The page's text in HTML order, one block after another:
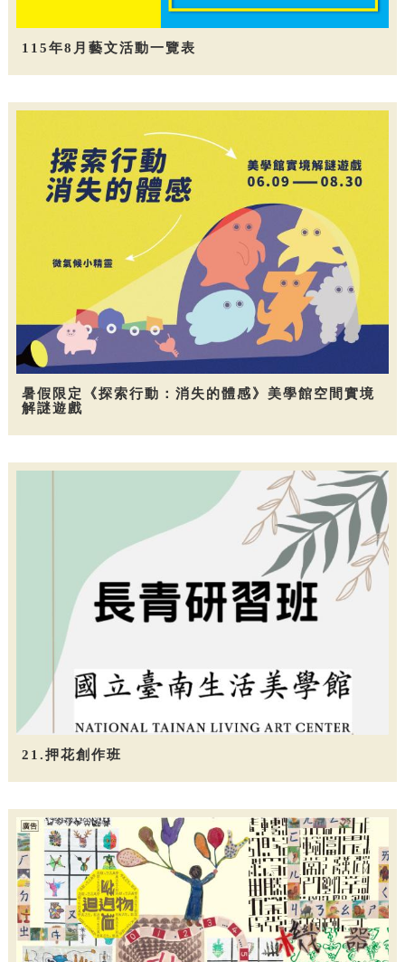
115年8月藝文活動一覽表
暑假限定《探索行動：消失的體感》美學館空間實境
解謎遊戲
21.押花創作班